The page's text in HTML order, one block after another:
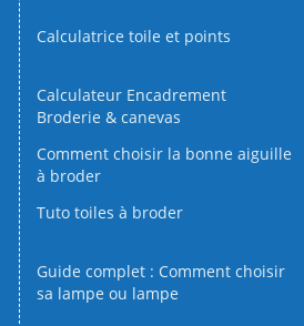
Calculatrice toile et points
Calculateur Encadrement
Broderie & canevas
Comment choisir la bonne aiguille
à broder
Tuto toiles à broder
Guide complet : Comment choisir
sa lampe ou lampe